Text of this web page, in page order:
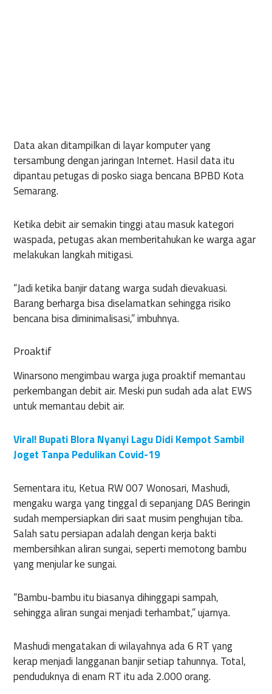
Data akan ditampilkan di layar komputer yang
tersambung dengan jaringan Internet. Hasil data itu
dipantau petugas di posko siaga bencana BPBD Kota
Semarang.
Ketika debit air semakin tinggi atau masuk kategori
waspada, petugas akan memberitahukan ke warga agar
melakukan langkah mitigasi.
“Jadi ketika banjir datang warga sudah dievakuasi.
Barang berharga bisa diselamatkan sehingga risiko
bencana bisa diminimalisasi,” imbuhnya.
Proaktif
Winarsono mengimbau warga juga proaktif memantau
perkembangan debit air. Meski pun sudah ada alat EWS
untuk memantau debit air.
Viral! Bupati Blora Nyanyi Lagu Didi Kempot Sambil
Joget Tanpa Pedulikan Covid-19
Sementara itu, Ketua RW 007 Wonosari, Mashudi,
mengaku warga yang tinggal di sepanjang DAS Beringin
sudah mempersiapkan diri saat musim penghujan tiba.
Salah satu persiapan adalah dengan kerja bakti
membersihkan aliran sungai, seperti memotong bambu
yang menjular ke sungai.
“Bambu-bambu itu biasanya dihinggapi sampah,
sehingga aliran sungai menjadi terhambat,” ujarnya.
Mashudi mengatakan di wilayahnya ada 6 RT yang
kerap menjadi langganan banjir setiap tahunnya. Total,
penduduknya di enam RT itu ada 2.000 orang.